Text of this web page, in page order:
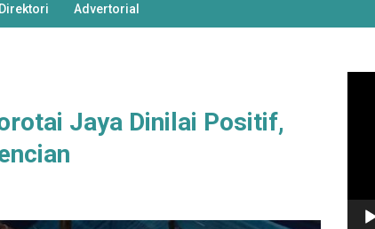
Direktori Advertorial
Jaya Dinilai Positif,